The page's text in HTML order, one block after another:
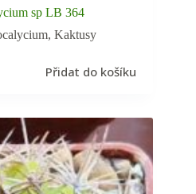
sp LB 364
,Kaktusy
Přidat do košíku